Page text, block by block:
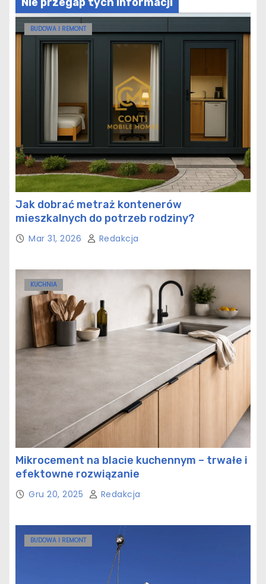
BUDOWA I REMONT
Jak dobrać metraż kontenerów
mieszkalnych do potrzeb rodziny?
Mar 31, 2026 Redakcja
KUCHNIA
Mikrocement na blacie kuchennym – trwałe i
efektowne rozwiązanie
Gru 20, 2025 Redakcja
BUDOWA I REMONT